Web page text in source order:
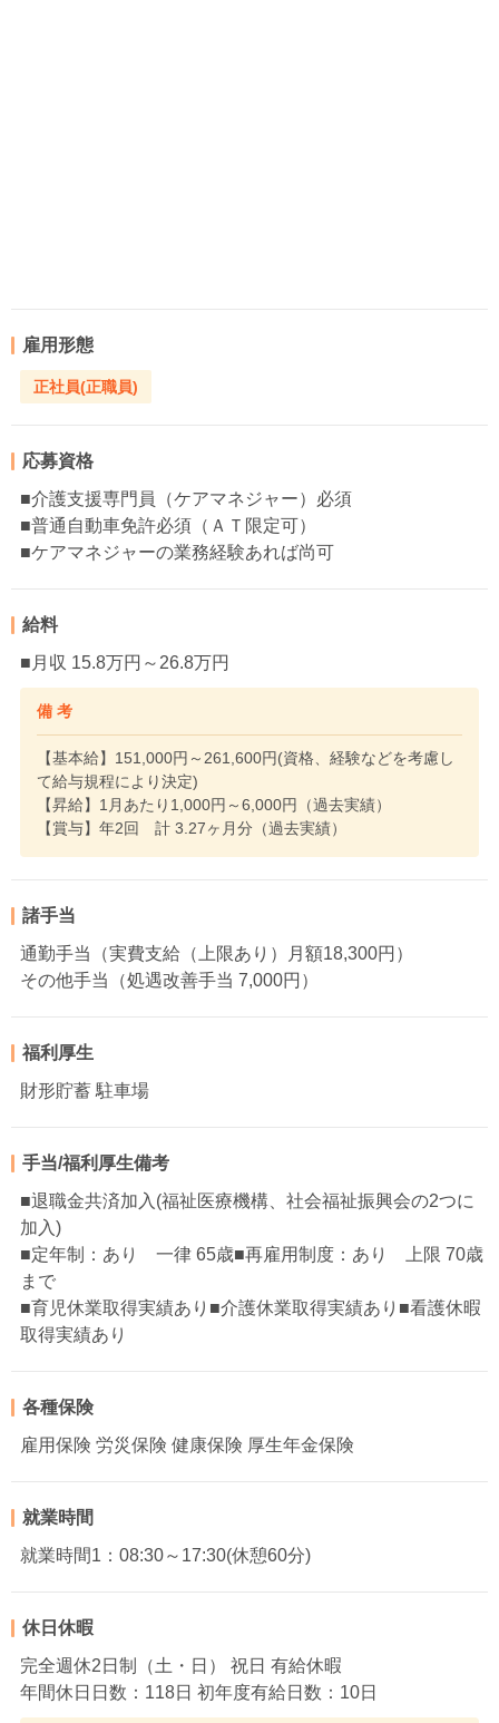
雇用形態
正社員(正職員)
応募資格
■介護支援専門員（ケアマネジャー）必須
■普通自動車免許必須（ＡＴ限定可）
■ケアマネジャーの業務経験あれば尚可
給料
■月収 15.8万円～26.8万円
備 考
【基本給】151,000円～261,600円(資格、経験などを考慮し
て給与規程により決定)
【昇給】1月あたり1,000円～6,000円（過去実績）
【賞与】年2回 計 3.27ヶ月分（過去実績）
諸手当
通勤手当（実費支給（上限あり）月額18,300円）
その他手当（処遇改善手当 7,000円）
福利厚生
財形貯蓄 駐車場
手当/福利厚生備考
■退職金共済加入(福祉医療機構、社会福祉振興会の2つに
加入)
■定年制：あり 一律 65歳■再雇用制度：あり 上限 70歳
まで
■育児休業取得実績あり■介護休業取得実績あり■看護休暇
取得実績あり
各種保険
雇用保険 労災保険 健康保険 厚生年金保険
就業時間
就業時間1：08:30～17:30(休憩60分)
休日休暇
完全週休2日制（土・日） 祝日 有給休暇
年間休日日数：118日 初年度有給日数：10日